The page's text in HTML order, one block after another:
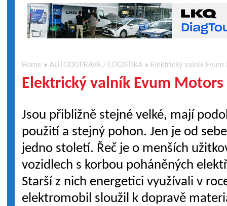
Home »AUTODOPRAVA / LOGISTIKA » Elektrický valník
Elektrický valník Evum
Jsou přibližně stejné velké, mají
použití a stejný pohon. Jen je od
jedno století. Řeč je o menších
vozidlech s korbou poháněných
Starší z nich energetici využívali v
elektromobil sloužil k dopravě